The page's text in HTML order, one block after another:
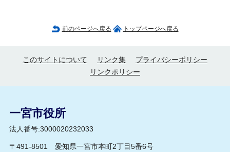
前のページへ戻る トップページへ戻る
このサイトについて リンク集
プライバシーポリシー
リンクポリシー
一宮市役所
法人番号:3000020232033
〒491-8501 愛知県一宮市本町2丁目5番6号